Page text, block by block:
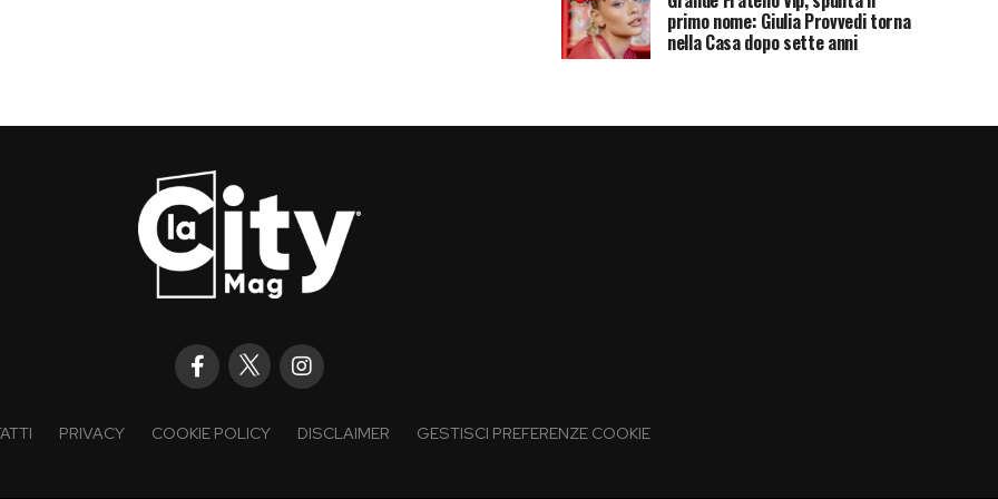
primo nome: Giulia Provvedi torna
nella Casa dopo sette anni
PRIVACY COOKIE POLICY DISCLAIMER GESTISCI PREFERENZE COOKIE